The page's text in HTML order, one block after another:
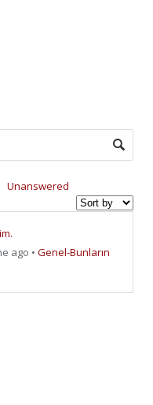
Unanswered
ago • Genel-Bunların